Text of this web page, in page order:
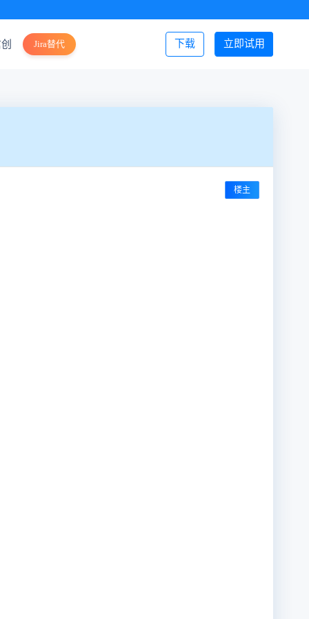
立即试用
下载
Jira替代 登录/注册
楼主